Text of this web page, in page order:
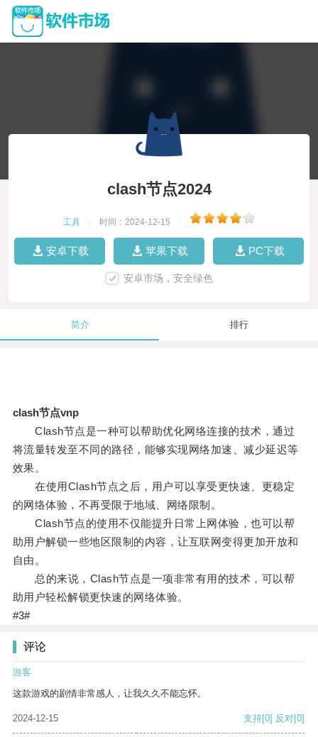
clash节点2024
工具 时间：2024-12-15
安卓下载 苹果下载 PC下载
安卓市场，安全绿色
简介 排行
clash节点vnp
Clash节点是一种可以帮助优化网络连接的技术，通过
将流量转发至不同的路径，能够实现网络加速、减少延迟等
效果。
在使用Clash节点之后，用户可以享受更快速、更稳定
的网络体验，不再受限于地域、网络限制。
Clash节点的使用不仅能提升日常上网体验，也可以帮
助用户解锁一些地区限制的内容，让互联网变得更加开放和
自由。
总的来说，Clash节点是一项非常有用的技术，可以帮
助用户轻松解锁更快速的网络体验。
#3#
评论
游客
这款游戏的剧情非常感人，让我久久不能忘怀。
2024-12-15 支持[0] 反对[0]